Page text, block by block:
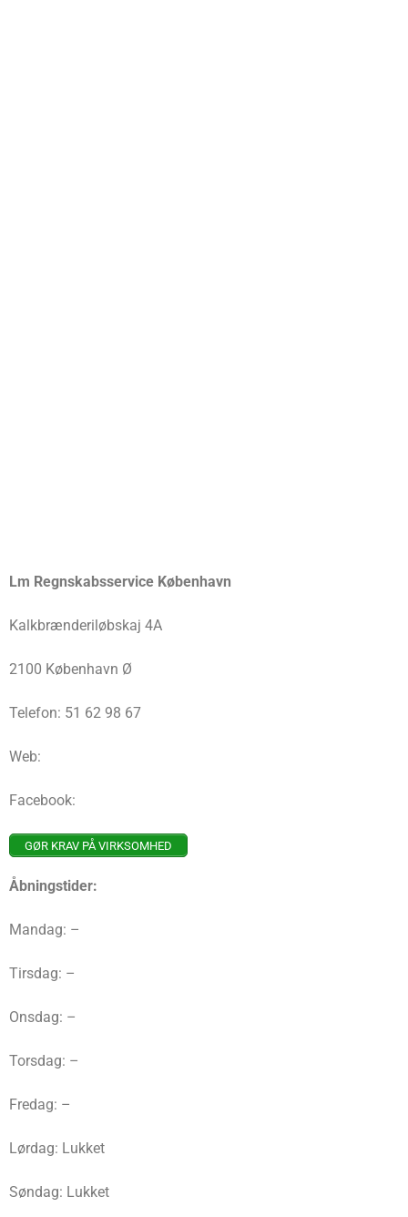
Lm Regnskabsservice København
Kalkbrænderiløbskaj 4A
2100 København Ø
Telefon: 51 62 98 67
Web:
Facebook:
GØR KRAV PÅ VIRKSOMHED
Åbningstider:
Mandag: –
Tirsdag: –
Onsdag: –
Torsdag: –
Fredag: –
Lørdag: Lukket
Søndag: Lukket